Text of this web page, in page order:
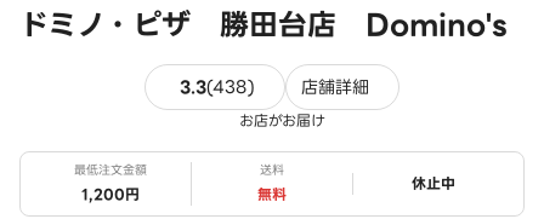
ドミノ・ピザ 勝田台店 Domino's
3.3(438) 438件のレビュー
店舗詳細
お店がお届け
最低注文金額
1,200円
送料
無料 ステータス
休止中